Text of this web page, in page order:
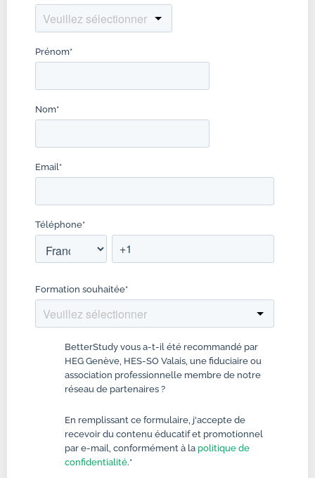
Prénom*
Nom*
Email*
Téléphone*
Formation souhaitée*
BetterStudy vous a-t-il été recommandé par
HEG Genève, HES-SO Valais, une fiduciaire ou
association professionnelle membre de notre
réseau de partenaires ?
En remplissant ce formulaire, j'accepte de
recevoir du contenu éducatif et promotionnel
par e-mail, conformément à la politique de
confidentialité.*